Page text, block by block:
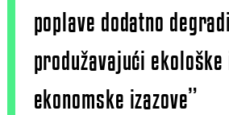
poplave dodatno
produžavajući
ekonomske izazove”